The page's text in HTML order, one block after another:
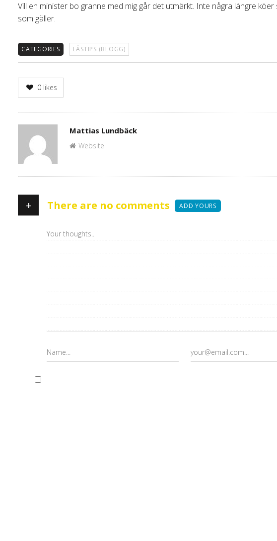
Vill en minister bo granne med mig går det utmärkt. Inte några längre köer
som gäller.
CATEGORIES LÄSTIPS (BLOGG)
0 likes
Author
Mattias Lundbäck
Website
+ There are no comments ADD YOURS